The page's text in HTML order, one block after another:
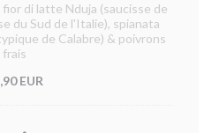
di latte Nduja (saucisse de
du Sud de l'Italie), spianata
de Calabre) & poivrons
frais
EUR